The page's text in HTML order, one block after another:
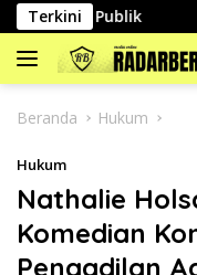
Langsung
ke
konten
TerkiniPublik
Beranda Hukum
Hukum
Nathalie
Komedian
Pengadilan